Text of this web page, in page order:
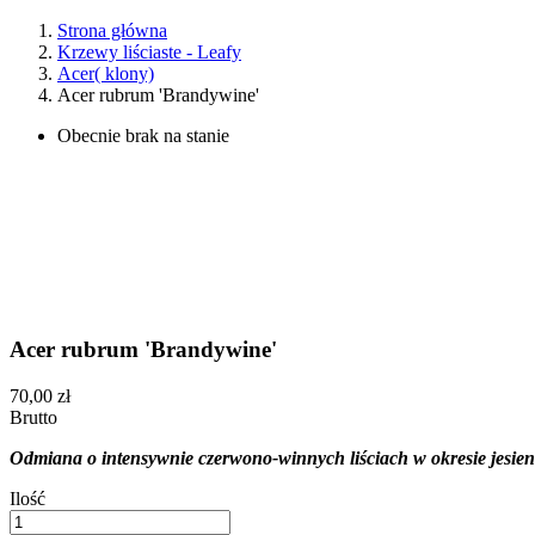
Strona główna
Krzewy liściaste - Leafy
Acer( klony)
Acer rubrum 'Brandywine'
Obecnie brak na stanie
Acer rubrum 'Brandywine'
70,00 zł
Brutto
Odmiana o intensywnie czerwono-winnych liściach w okresie
Ilość